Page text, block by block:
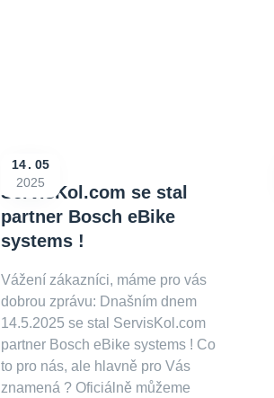
ServisKol.com se stal
partner Bosch eBike
systems !
14
05
2025
Vážení zákazníci, máme pro vás
dobrou zprávu: Dnašním dnem
14.5.2025 se stal ServisKol.com
partner Bosch eBike systems ! Co
to pro nás, ale hlavně pro Vás
znamená ? Oficiálně můžeme